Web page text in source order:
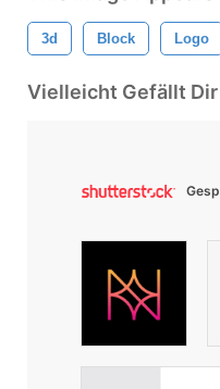
3d Block Logo
Vielleicht Gefällt Dir